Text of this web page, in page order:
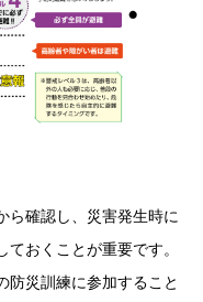
ら確認し、災害発生時に
おくことが重要です。
防災訓練に参加すること